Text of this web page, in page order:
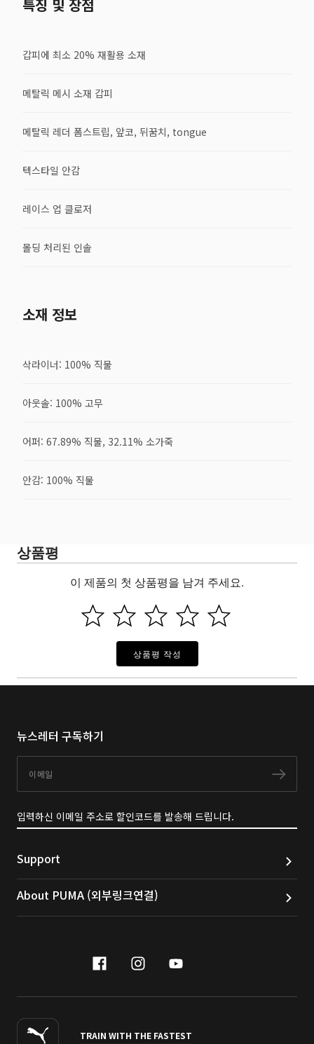
특징 및 장점
갑피에 최소 20% 재활용 소재
메탈릭 메시 소재 갑피
메탈릭 레더 폼스트립, 앞코, 뒤꿈치, tongue
텍스타일 안감
레이스 업 클로저
몰딩 처리된 인솔
소재 정보
삭라이너: 100% 직물
아웃솔: 100% 고무
어퍼: 67.89% 직물, 32.11% 소가죽
안감: 100% 직물
상품평
이 제품의 첫 상품평을 남겨 주세요.
상품평 작성
뉴스레터 구독하기
구독
입력하신 이메일 주소로 할인코드를 발송해 드립니다.
Support
About PUMA (외부링크연결)
facebook
instagram
youtube
TRAIN WITH THE FASTEST